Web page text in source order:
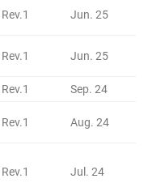
Rev.1 Jun. 25
Rev.1 Jun. 25
Rev.1
Sep. 24
Rev.1 Aug. 24
Rev.1 Jul. 24